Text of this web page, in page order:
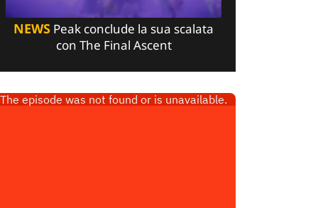
NEWS Peak conclude la sua scalata
con The Final Ascent